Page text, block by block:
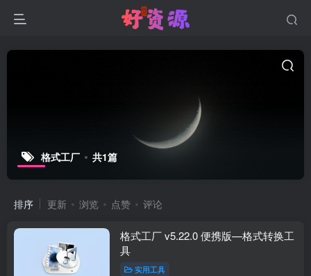
格式工厂 共1篇
排序 更新 浏览 点赞 评论
格式工厂 v5.22.0 便携版—格式转换工
具
实用工具